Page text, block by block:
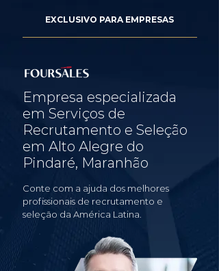
EXCLUSIVO PARA EMPRESAS
Empresa especializada
em Serviços de
Recrutamento e Seleção
em Alto Alegre do
Pindaré, Maranhão
Conte com a ajuda dos melhores
profissionais de recrutamento e
seleção da América Latina.